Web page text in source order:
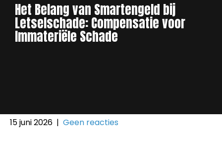
Het Belang van Smartengeld bij
Letselschade: Compensatie voor
Immateriële Schade
15 juni 2026 | Geen reacties